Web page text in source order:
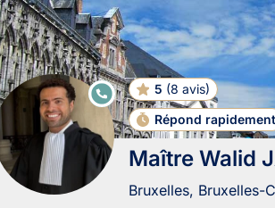
5 (8 avis)
Répond rapidement
E
N
N
E
Maître Walid
Bruxelles, Bruxelles-